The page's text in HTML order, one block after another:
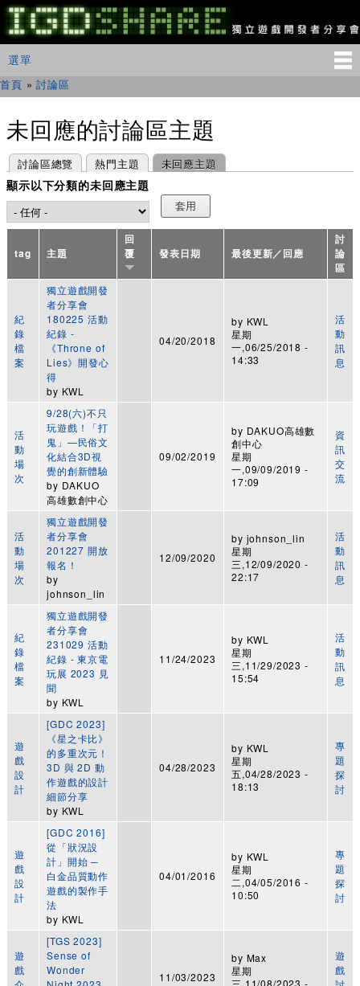
移
至
主
IGDSHARE
獨
遊
發
會
主選單
選單
您在這裡
首頁 »討論區
未回應的討論區主題
主要索引標籤
討論區總覽 熱門主題 未回應主題
(作用中頁籤)
顯示以下分類的未回應主題
tag 主題
回
覆
發表日期 最後更新／回應
討
論
區
紀
錄
檔
案
獨立遊戲開發
者分享會
180225 活動
紀錄 -
《Throne of
Lies》開發心
得
by KWL
04/20/2018
by KWL
星期
一,06/25/2018 -
14:33
活
動
訊
息
活
動
場
次
9/28(六)不只
玩遊戲！「打
鬼」—民俗文
化結合3D視
覺的創新體驗
by DAKUO
高雄數創中心
09/02/2019
by DAKUO高雄數
創中心
星期
一,09/09/2019 -
17:09
資
訊
交
流
活
動
場
次
獨立遊戲開發
者分享會
201227 開放
報名！
by
johnson_lin
12/09/2020
by johnson_lin
星期
三,12/09/2020 -
22:17
活
動
訊
息
紀
錄
檔
案
獨立遊戲開發
者分享會
231029 活動
紀錄 - 東京電
玩展 2023 見
聞
by KWL
11/24/2023
by KWL
星期
三,11/29/2023 -
15:54
活
動
訊
息
遊
戲
設
計
[GDC 2023]
《星之卡比》
的多重次元！
3D 與 2D 動
作遊戲的設計
細節分享
by KWL
04/28/2023
by KWL
星期
五,04/28/2023 -
18:13
專
題
探
討
遊
戲
設
計
[GDC 2016]
從「狀況設
計」開始 ─
白金品質動作
遊戲的製作手
法
by KWL
04/01/2016
by KWL
星期
二,04/05/2016 -
10:50
專
題
探
討
遊
戲
[TGS 2023]
Sense of
Wonder
11/03/2023
by Max
星期
遊
戲